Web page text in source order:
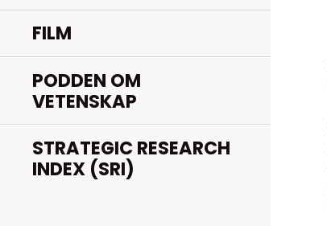
FILM
PODDEN OM
VETENSKAP
STRATEGIC RESEARCH
INDEX (SRI)